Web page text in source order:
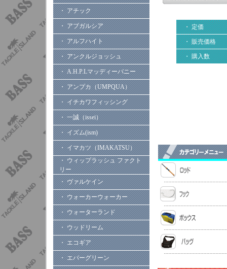
・ アチック
・ アブガルシア
・ アルフハイト
・ アンクルジョッシュ
・ A.H.P.Lマッディーバニー
・ アンプカ（UMPQUA）
・ イチカワフィッシング
・ 一誠（issei）
・ イズム(ism)
・ イマカツ（IMAKATSU）
・ ウィップラッシュ ファクト
リー
・ ヴァルケイン
・ ウォーカーウォーカー
・ ウォーターランド
・ ウッドリーム
・ エコギア
・ エバーグリーン
・ 定価
・ 販売価格
・ 購入数